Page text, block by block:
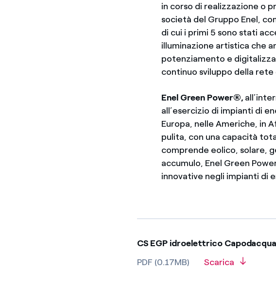
in corso di realizzazione o
società del Gruppo Enel,
di cui i primi 5 sono stati
illuminazione artistica che
potenziamento e
continuo sviluppo della
Enel Green Power®,
all’esercizio di impianti di
Europa, nelle Americhe, in
pulita, con una capacità
comprende eolico, solare,
accumulo, Enel Green
innovative negli impianti di
CS EGP idroelettrico Capodacqua
PDF (0.17MB)
Scarica